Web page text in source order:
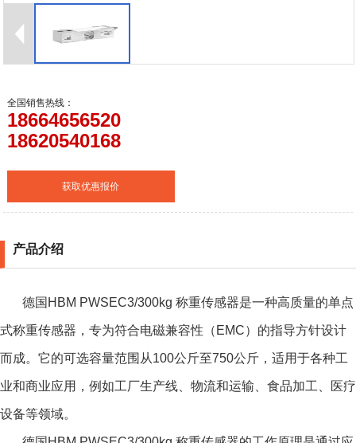
全国销售热线：
18664656520
18620540168
获取优惠报价
产品介绍
德国HBM PWSEC3/300kg 称重传感器是一种高质量的单点
式称重传感器，专为符合电磁兼容性（EMC）的指导方针设计
而成。它的可选容量范围从100公斤至750公斤，适用于各种工
业和商业应用，例如工厂生产线、物流和运输、食品加工、医疗
设备等领域。